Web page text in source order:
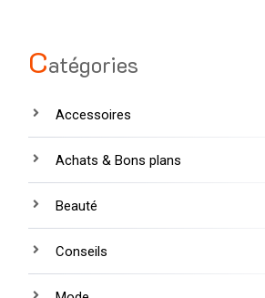
Catégories
Accessoires
Achats & Bons plans
Beauté
Conseils